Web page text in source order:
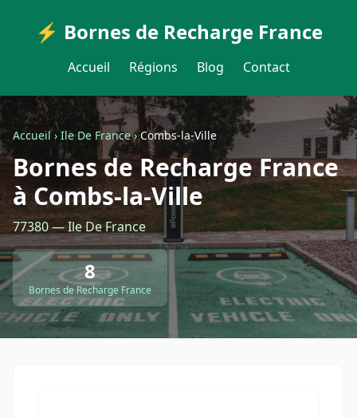
⚡ Bornes de Recharge France
Accueil Régions Blog Contact
Accueil›Ile De France›Combs-la-Ville
Bornes de Recharge France
à Combs-la-Ville
77380 — Ile De France
8
Bornes de Recharge France